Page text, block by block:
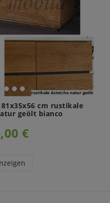
cm rustikale
geölt bianco
€